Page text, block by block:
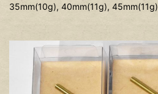
35mm(10g), 40mm(11g), 45mm(11g)